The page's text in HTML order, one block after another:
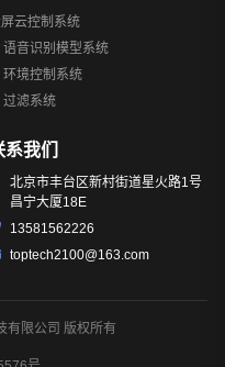
云控制系统
语音识别模型系统
环境控制系统
过滤系统
系我们
北京市丰台区新村街道星火路1号
昌宁大厦18E
13581562226
toptech2100@163.com
有限公司 版权所有